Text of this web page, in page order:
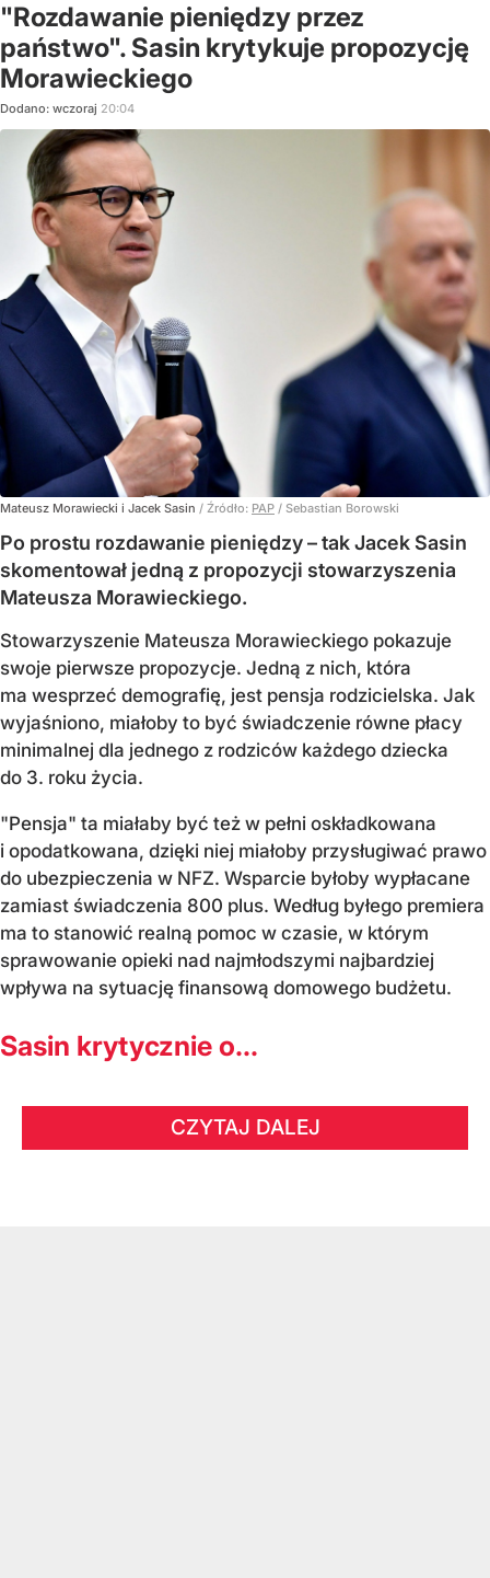
"Rozdawanie pieniędzy przez
państwo". Sasin krytykuje propozycję
Morawieckiego
Dodano: wczoraj 20:04
Mateusz Morawiecki i Jacek Sasin / Źródło: PAP / Sebastian Borowski
Po prostu rozdawanie pieniędzy – tak Jacek Sasin
skomentował jedną z propozycji stowarzyszenia
Mateusza Morawieckiego.
Stowarzyszenie Mateusza Morawieckiego pokazuje
swoje pierwsze propozycje. Jedną z nich, która
ma wesprzeć demografię, jest pensja rodzicielska. Jak
wyjaśniono, miałoby to być świadczenie równe płacy
minimalnej dla jednego z rodziców każdego dziecka
do 3. roku życia.
"Pensja" ta miałaby być też w pełni oskładkowana
i opodatkowana, dzięki niej miałoby przysługiwać prawo
do ubezpieczenia w NFZ. Wsparcie byłoby wypłacane
zamiast świadczenia 800 plus. Według byłego premiera
ma to stanowić realną pomoc w czasie, w którym
sprawowanie opieki nad najmłodszymi najbardziej
wpływa na sytuację finansową domowego budżetu.
Sasin krytycznie o...
CZYTAJ DALEJ